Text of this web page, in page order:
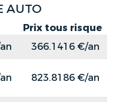
AUTO
Prix tous risque
366.1416 €/an
823.8186 €/an